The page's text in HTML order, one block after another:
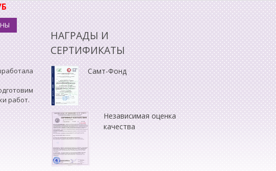
НАГРАДЫ И
СЕРТИФИКАТЫ
Самт-Фонд
Независимая оценка
качества
работ.